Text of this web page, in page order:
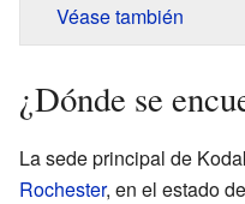
Véase también
¿Dónde se
La sede principal de
Rochester, en el estado de